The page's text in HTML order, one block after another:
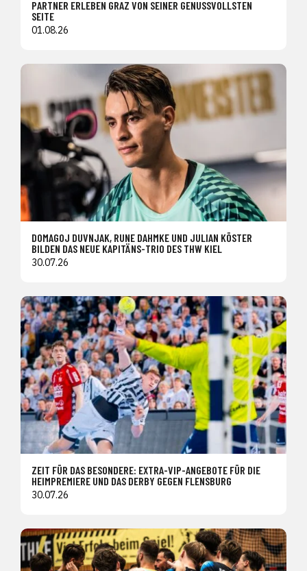
PARTNER ERLEBEN GRAZ VON SEINER GENUSSVOLLSTEN
SEITE
01.08.26
DOMAGOJ DUVNJAK, RUNE DAHMKE UND JULIAN KÖSTER
BILDEN DAS NEUE KAPITÄNS-TRIO DES THW KIEL
30.07.26
ZEIT FÜR DAS BESONDERE: EXTRA-VIP-ANGEBOTE FÜR DIE
HEIMPREMIERE UND DAS DERBY GEGEN FLENSBURG
30.07.26